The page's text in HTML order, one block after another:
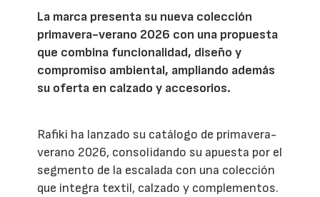
La marca presenta su nueva colección
primavera-verano 2026 con una propuesta
que combina funcionalidad, diseño y
compromiso ambiental, ampliando además
su oferta en calzado y accesorios.
Rafiki ha lanzado su catálogo de primavera-
verano 2026, consolidando su apuesta por el
segmento de la escalada con una colección
que integra textil, calzado y complementos.